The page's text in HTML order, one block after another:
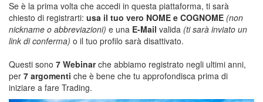
Se è la prima volta che accedi in questa piattaforma, ti sarà
chiesto di registrarti: usa il tuo vero NOME e COGNOME (non
nickname o abbreviazioni) e una E-Mail valida (ti sarà inviato un
link di conferma) o il tuo profilo sarà disattivato.
Questi sono 7 Webinarche abbiamo registrato negli ultimi anni,
per 7 argomenti che è bene che tu approfondisca prima di
iniziare a fare Trading.